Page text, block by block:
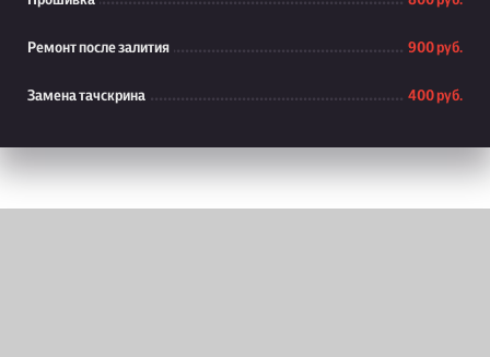
Ремонт после залития 900 руб.
Замена тачскрина 400 руб.